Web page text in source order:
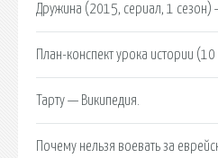
Дружина (2015, сериал, 1 сезон)
План-конспект урока истории (10
Тарту — Википедия.
Почему нельзя воевать за